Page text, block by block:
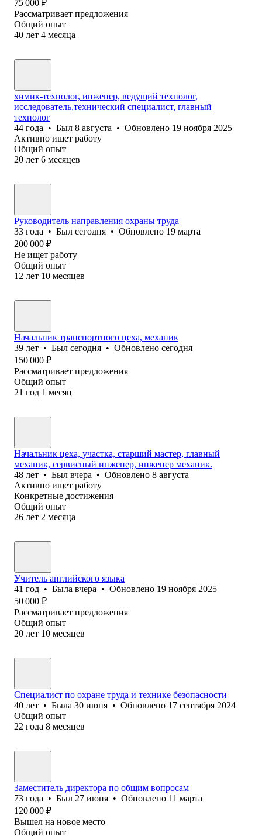
75 000 ₽
Рассматривает предложения
Общий опыт
40 лет 4 месяца
химик-технолог, инженер, ведущий технолог,
исследователь,технический специалист, главный
технолог
44 года • Был 8 августа • Обновлено 19 ноября 2025
Активно ищет работу
Общий опыт
20 лет 6 месяцев
Руководитель направления охраны труда
33 года • Был сегодня • Обновлено 19 марта
200 000 ₽
Не ищет работу
Общий опыт
12 лет 10 месяцев
Начальник транспортного цеха, механик
39 лет • Был сегодня • Обновлено сегодня
150 000 ₽
Рассматривает предложения
Общий опыт
21 год 1 месяц
Начальник цеха, участка, старший мастер, главный
механик, сервисный инженер, инженер механик.
48 лет • Был вчера • Обновлено 8 августа
Активно ищет работу
Конкретные достижения
Общий опыт
26 лет 2 месяца
Учитель английского языка
41 год • Была вчера • Обновлено 19 ноября 2025
50 000 ₽
Рассматривает предложения
Общий опыт
20 лет 10 месяцев
Специалист по охране труда и технике безопасности
40 лет • Была 30 июня • Обновлено 17 сентября 2024
Общий опыт
22 года 8 месяцев
Заместитель директора по общим вопросам
73 года • Был 27 июня • Обновлено 11 марта
120 000 ₽
Вышел на новое место
Общий опыт